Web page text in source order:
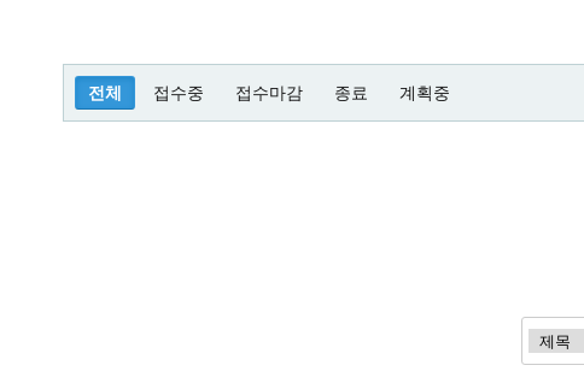
전체 접수중 접수마감 종료 계획중